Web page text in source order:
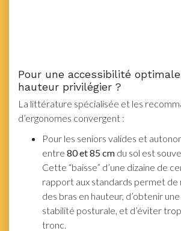
Pour une accessibilité
hauteur privilégier ?
La littérature spécialisée et les
d’ergonomes convergent :
Pour les seniors valides et
entre 80 et 85 cm du sol est
Cette “baisse” d’une dizaine de
rapport aux standards permet
des bras en hauteur, d’obtenir
stabilité posturale, et d’éviter
tronc.